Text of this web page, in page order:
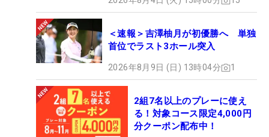
＜速報＞吉澤柚月が初優勝へ 単独
首位でラスト3ホール突入
2026年8月9日 (日) 13時04分 1
2組7名以上のプレーに使え
る！対象コース限定4,000円
分クーポン配布中！